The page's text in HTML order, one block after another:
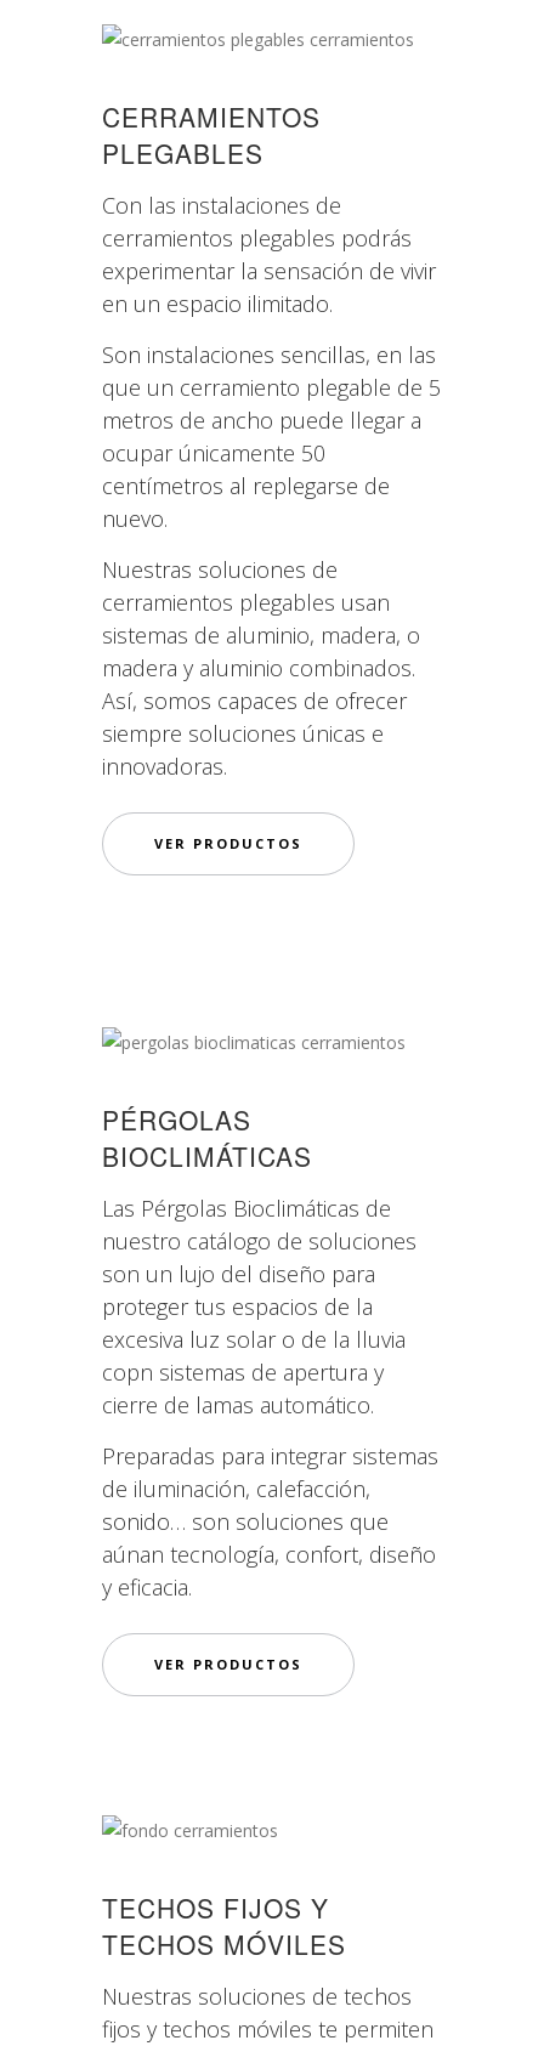
CERRAMIENTOS
PLEGABLES
Con las instalaciones de
cerramientos plegables podrás
experimentar la sensación de vivir
en un espacio ilimitado.
Son instalaciones sencillas, en las
que un cerramiento plegable de 5
metros de ancho puede llegar a
ocupar únicamente 50
centímetros al replegarse de
nuevo.
Nuestras soluciones de
cerramientos plegables usan
sistemas de aluminio, madera, o
madera y aluminio combinados.
Así, somos capaces de ofrecer
siempre soluciones únicas e
innovadoras.
VER PRODUCTOS
PÉRGOLAS
BIOCLIMÁTICAS
Las Pérgolas Bioclimáticas de
nuestro catálogo de soluciones
son un lujo del diseño para
proteger tus espacios de la
excesiva luz solar o de la lluvia
copn sistemas de apertura y
cierre de lamas automático.
Preparadas para integrar sistemas
de iluminación, calefacción,
sonido… son soluciones que
aúnan tecnología, confort, diseño
y eficacia.
VER PRODUCTOS
TECHOS FIJOS Y
TECHOS MÓVILES
Nuestras soluciones de techos
fijos y techos móviles te permiten